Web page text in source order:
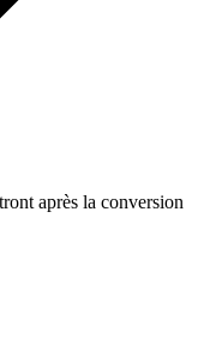
après la conversion